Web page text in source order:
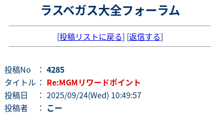
ラスベガス大全フォーラム
[投稿リストに戻る] [返信する]
投稿No ： 4285
タイトル ： Re:MGMリワードポイント
投稿日
： 2025/09/24(Wed) 10:49:57
投稿者
： こー